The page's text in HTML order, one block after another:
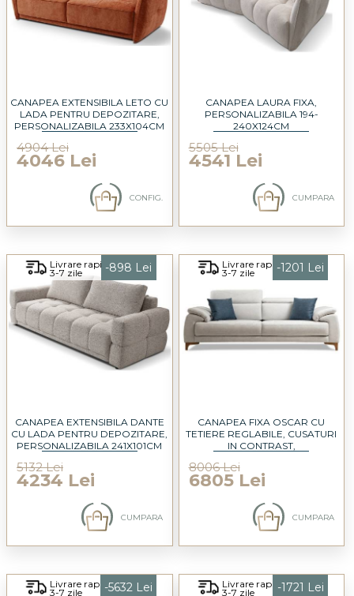
CANAPEA EXTENSIBILA LETO CU
LADA PENTRU DEPOZITARE,
PERSONALIZABILA 233X104CM
4904 Lei
4046 Lei
CONFIG.
CANAPEA LAURA FIXA,
PERSONALIZABILA 194-
240X124CM
5505 Lei
4541 Lei
CUMPARA
Livrare rapida
3-7 zile -898 Lei
CANAPEA EXTENSIBILA DANTE
CU LADA PENTRU DEPOZITARE,
PERSONALIZABILA 241X101CM
5132 Lei
4234 Lei
CUMPARA
Livrare rapida
3-7 zile -1201 Lei
CANAPEA FIXA OSCAR CU
TETIERE REGLABILE, CUSATURI
IN CONTRAST,
8006 Lei
6805 Lei
CUMPARA
Livrare rapida
3-7 zile -5632 Lei Livrare rapida
3-7 zile -1721 Lei